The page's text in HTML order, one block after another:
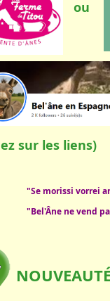
ou
sur les liens)
"Se morissi vorrei
"Bel'Âne ne vend